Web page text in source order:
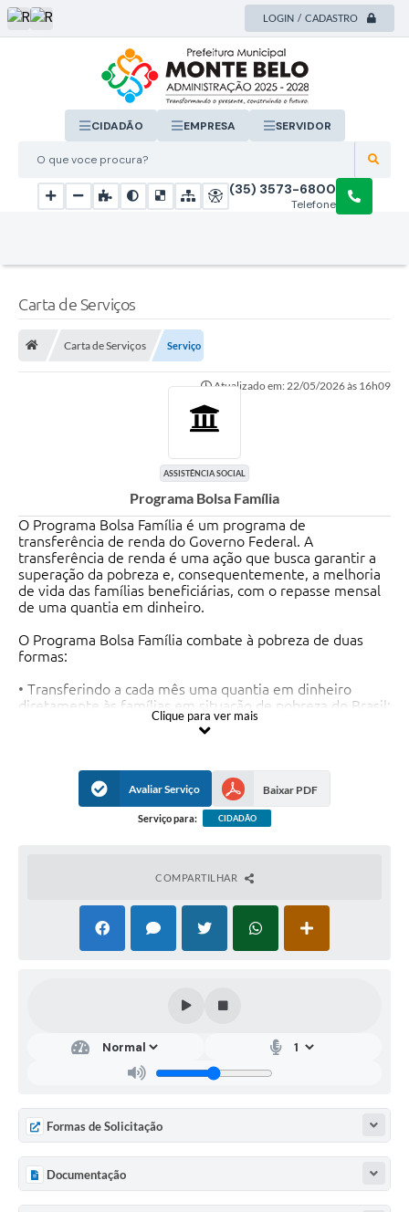
LOGIN / CADASTRO
O que voce procura?
CIDADÃO EMPRESA SERVIDOR
Telefone
(35) 3573-6800
Carta de Serviços
Carta de Serviços Serviço
Atualizado em: 22/05/2026 às 16h09
ASSISTÊNCIA SOCIAL
Programa Bolsa Família
O Programa Bolsa Família é um programa de
transferência de renda do Governo Federal. A
transferência de renda é uma ação que busca garantir a
superação da pobreza e, consequentemente, a melhoria
de vida das famílias beneficiárias, com o repasse mensal
de uma quantia em dinheiro.
O Programa Bolsa Família combate à pobreza de duas
formas:
• Transferindo a cada mês uma quantia em dinheiro
diretamente às famílias em situação de pobreza do Brasil;
• Acompanhando, nas áreas de saúde e educação, as
crianças, os adolescentes e as mulheres grávidas que
Clique para ver mais
Avaliar Serviço Baixar PDF
Serviço para: CIDADÃO
COMPARTILHAR
Formas de Solicitação
Documentação